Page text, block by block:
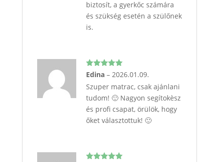
biztosít, a gyerkőc számára
és szükség esetén a szülőnek
is.
Értékelés:
Edina – 2026.01.09.
Szuper matrac, csak ajánlani
tudom! 🙂 Nagyon segítokèsz
és profi csapat, örülök, hogy
őket választottuk! 🙂